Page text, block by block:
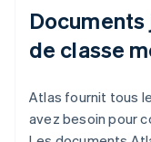
Documents
de classe
Atlas fournit tous
avez besoin pour